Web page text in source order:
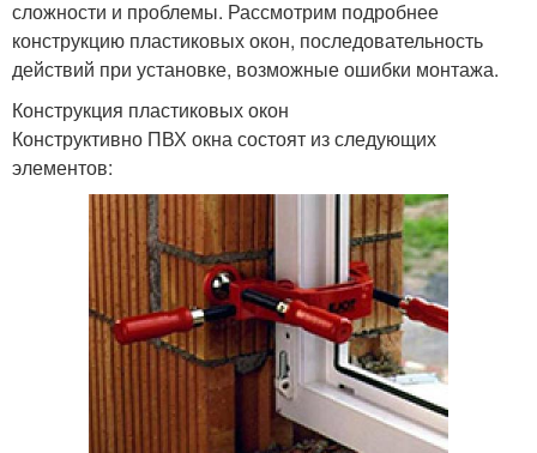
сложности и проблемы. Рассмотрим подробнее
конструкцию пластиковых окон, последовательность
действий при установке, возможные ошибки монтажа.
Конструкция пластиковых окон
Конструктивно ПВХ окна состоят из следующих
элементов: